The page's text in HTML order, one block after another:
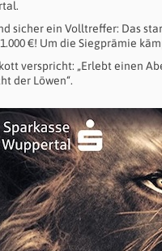
sicher ein Volltreffer: Das
€! Um die Siegprämie
verspricht: „Erlebt einen
der Löwen“.